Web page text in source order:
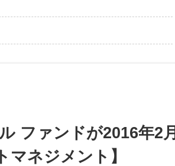
ファンドが2016年2月
ネジメント】